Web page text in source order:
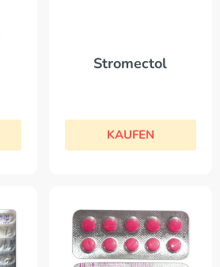
Stromectol
KAUFEN